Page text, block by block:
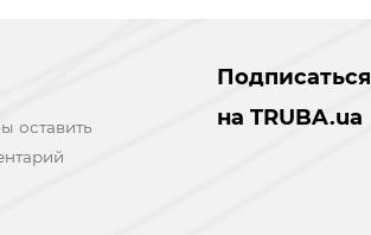
оставить
Подписаться
на TRUBA.ua